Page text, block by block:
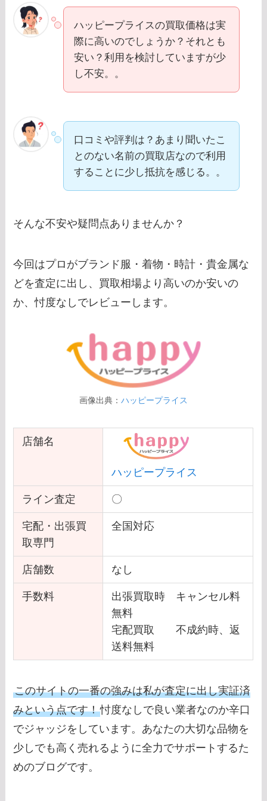
ハッピープライスの買取価格は実
際に高いのでしょうか？それとも
安い？利用を検討していますが少
し不安。。
口コミや評判は？あまり聞いたこ
とのない名前の買取店なので利用
することに少し抵抗を感じる。。
そんな不安や疑問点ありませんか？
今回はプロがブランド服・着物・時計・貴金属な
どを査定に出し、買取相場より高いのか安いの
か、忖度なしでレビューします。
画像出典： ハッピープライス
店舗名
ハッピープライス
ライン査定 〇
宅配・出張買
取専門
全国対応
店舗数 なし
手数料
出張買取時 キャンセル料
無料
宅配買取 不成約時、返
送料無料
このサイトの一番の強みは私が査定に出し実証済
みという点です！忖度なしで良い業者なのか辛口
でジャッジをしています。あなたの大切な品物を
少しでも高く売れるように全力でサポートするた
めのブログです。